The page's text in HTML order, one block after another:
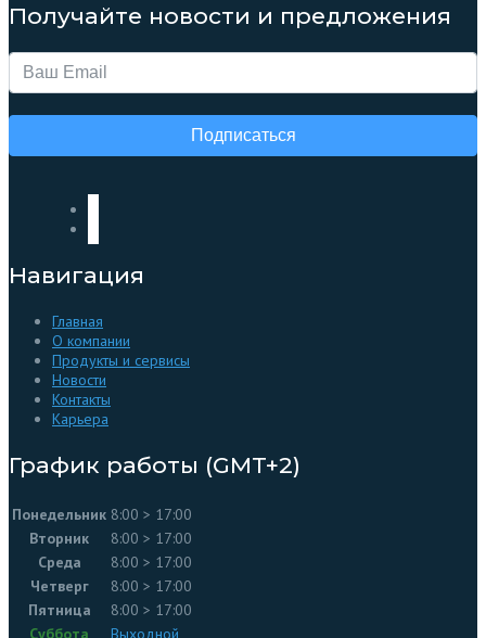
Получайте новости и предложения
Подписаться
Навигация
Главная
О компании
Продукты и сервисы
Новости
Контакты
Карьера
График работы (GMT+2)
Понедельник 8:00 > 17:00
Вторник
8:00 > 17:00
Среда
8:00 > 17:00
Четверг
8:00 > 17:00
Пятница
8:00 > 17:00
Суббота
Выходной